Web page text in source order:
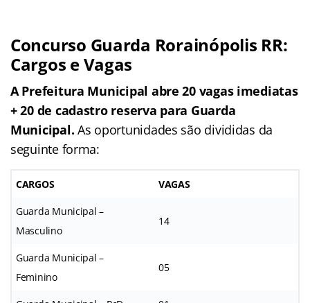
Concurso Guarda Rorainópolis RR:
Cargos e Vagas
A Prefeitura Municipal abre 20 vagas imediatas
+ 20 de cadastro reserva para Guarda
Municipal. As oportunidades são divididas da
seguinte forma:
CARGOS VAGAS
Guarda Municipal –
Masculino
14
Guarda Municipal –
Feminino
05